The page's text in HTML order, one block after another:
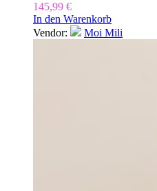
145,99 €
In den Warenkorb
Vendor:
Moi Mili